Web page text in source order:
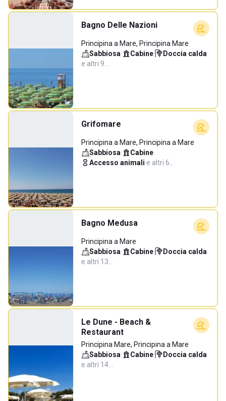
Bagno Delle Nazioni
Principina a Mare, Principina Mare
Sabbiosa· Cabine· Doccia calda·
e altri 9…
Grifomare
Principina a Mare, Principina a Mare
Sabbiosa· Cabine·
Accesso animali·e altri 6…
Bagno Medusa
Principina a Mare
Sabbiosa· Cabine· Doccia calda·
e altri 13…
Le Dune - Beach &
Restaurant
Principina Mare, Principina a Mare
Sabbiosa· Cabine· Doccia calda·
e altri 14…